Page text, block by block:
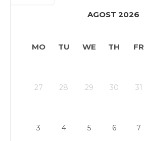
AGOST 2026
MO TU WE TH FR
27 28 29 30 31
3 4 5 6 7